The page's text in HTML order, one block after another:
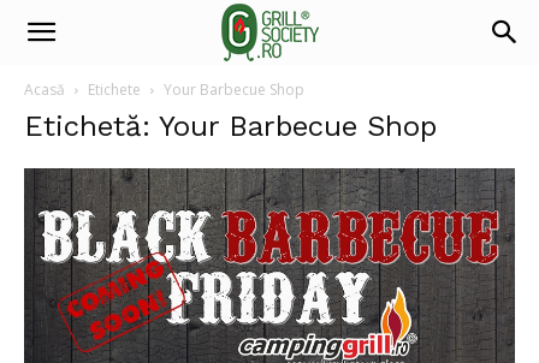
Acasă Etichete Your Barbecue Shop
Etichetă: Your Barbecue Shop